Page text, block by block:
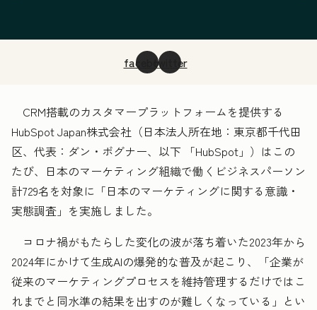
facebooktwitter
CRM搭載のカスタマープラットフォームを提供する
HubSpot Japan株式会社（日本法人所在地：東京都千代田
区、代表：ダン・ボグナー、以下 「HubSpot」）はこの
たび、日本のマーケティング組織で働くビジネスパーソン
計729名を対象に「日本のマーケティングに関する意識・
実態調査」を実施しました。
コロナ禍がもたらした変化の波が落ち着いた2023年から
2024年にかけて生成AIの爆発的な普及が起こり、「企業が
従来のマーケティングプロセスを維持管理するだけではこ
れまでと同水準の結果を出すのが難しくなっている」とい